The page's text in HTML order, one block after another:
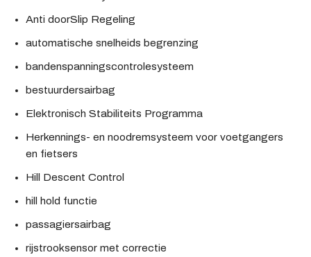
Anti doorSlip Regeling
automatische snelheids begrenzing
bandenspanningscontrolesysteem
bestuurdersairbag
Elektronisch Stabiliteits Programma
Herkennings- en noodremsysteem voor voetgangers
en fietsers
Hill Descent Control
hill hold functie
passagiersairbag
rijstrooksensor met correctie